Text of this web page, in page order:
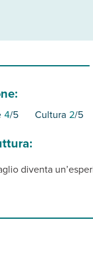
4/5 Cultura 2/5
diventa